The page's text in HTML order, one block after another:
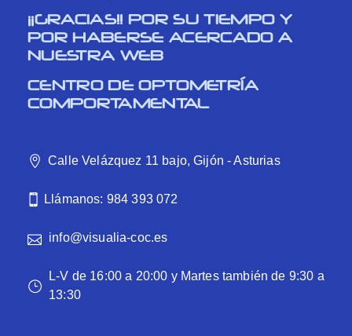
¡¡GRACIAS!! POR SU TIEMPO Y
POR HABERSE ACERCADO A
NUESTRA WEB
CENTRO DE OPTOMETRÍA
COMPORTAMENTAL
Calle Velázquez 11 bajo, Gijón - Asturias
Llámanos: 984 393 072
info@visualia-coc.es
L-V de 16:00 a 20:00 y Martes también de 9:30 a
13:30